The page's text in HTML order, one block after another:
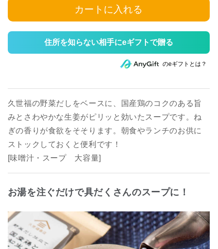
カートに入れる
住所を知らない相手にeギフトで贈る
のeギフトとは？
久世福の野菜だしをベースに、国産鶏のコクのある旨
みとさわやかな生姜がピリッと効いたスープです。ね
ぎの香りが食欲をそそります。朝食やランチのお供に
ストックしておくと便利です！
[味噌汁・スープ 大容量]
お湯を注ぐだけで具だくさんのスープに！